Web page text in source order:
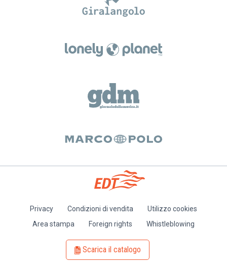
Privacy Condizioni di vendita
Utilizzo cookies
Area stampa
Foreign rights Whistleblowing
Scarica il catalogo